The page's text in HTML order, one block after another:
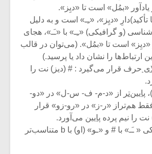
«بمُل» است تا «دیِز».
تأکید)دارِ «دیِز»، «ـِـ» است و به دلیل
(و گرافیکی) «ـِـ» با «ـَـ»، هجای
«دیِز» است تا «بمُل». (می‌توان در قالب
را نشان داد یا پرسید.)
حرف قرار می‌گیرد : # (دیز) نت را
پایین‌تر
از «د-م- ف- س-ل» در «دو-
هم‌تراز «ر-ز» در «رو-زو» قرار
پایین می‌آورد.
۵. از لحاظ گرافیکی « ـَـ» با # و «ـو» (او) با b متناسب‌تر